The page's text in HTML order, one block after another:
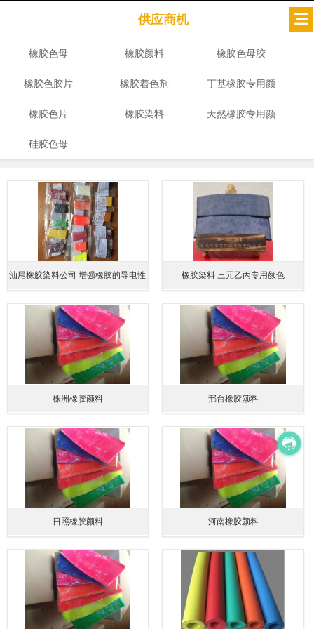
供应商机
橡胶色母 橡胶颜料 橡胶色母胶
橡胶色胶片 橡胶着色剂 丁基橡胶专用颜
色
橡胶色片 橡胶染料 天然橡胶专用颜
硅胶色母
汕尾橡胶染料公司 增强橡胶的导电性 橡胶染料 三元乙丙专用颜色
株洲橡胶颜料 邢台橡胶颜料
日照橡胶颜料 河南橡胶颜料